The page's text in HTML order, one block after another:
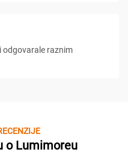
odgovarale raznim
o Lumimoreu